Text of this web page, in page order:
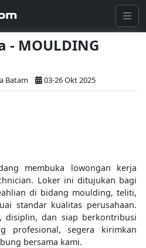
- MOULDING
Batam 03-26 Okt 2025
membuka lowongan kerja
Loker ini ditujukan bagi
di bidang moulding, teliti,
standar kualitas perusahaan.
disiplin, dan siap berkontribusi
profesional, segera kirimkan
bersama kami.